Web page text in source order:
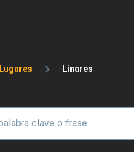
enlaces
Lugares Linares